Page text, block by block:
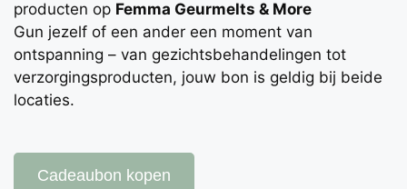
producten op Femma Geurmelts & More
Gun jezelf of een ander een moment van
ontspanning – van gezichtsbehandelingen tot
verzorgingsproducten, jouw bon is geldig bij beide
locaties.
Cadeaubon kopen